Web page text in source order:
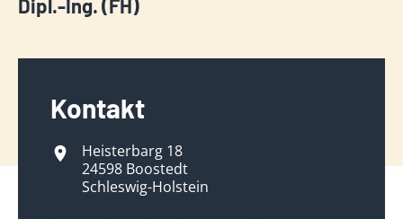
Dipl.-Ing. (FH)
Kontakt
Heisterbarg 18
24598 Boostedt
Schleswig-Holstein